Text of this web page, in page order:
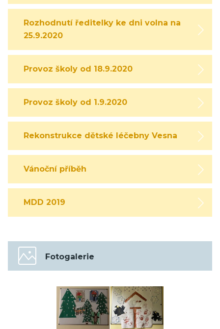
Rozhodnutí ředitelky ke dni volna na
25.9.2020
Provoz školy od 18.9.2020
Provoz školy od 1.9.2020
Rekonstrukce dětské léčebny Vesna
Vánoční příběh
MDD 2019
Fotogalerie